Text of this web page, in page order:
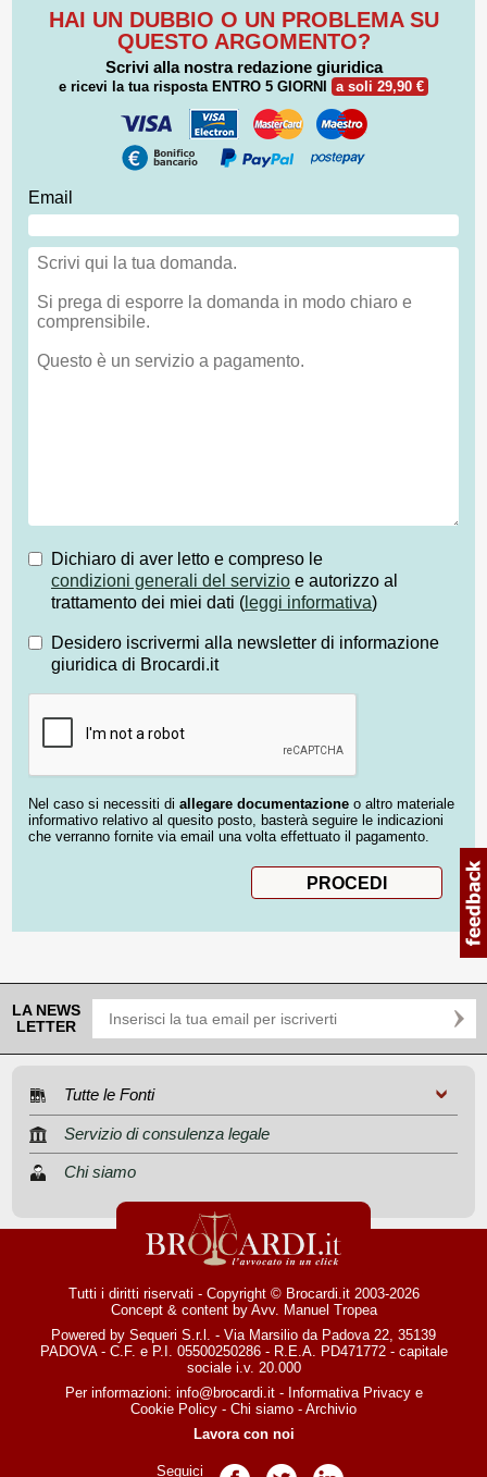
HAI UN DUBBIO O UN PROBLEMA SU
QUESTO ARGOMENTO?
Scrivi alla nostra redazione giuridica
e ricevi la tua risposta ENTRO 5 GIORNI a soli 29,90 €
Email
Dichiaro di aver letto e compreso le
condizioni generali del servizio e autorizzo al
trattamento dei miei dati ( leggi informativa)
Desidero iscrivermi alla newsletter di informazione
giuridica di Brocardi.it
Nel caso si necessiti di allegare documentazione o altro materiale
informativo relativo al quesito posto, basterà seguire le indicazioni
che verranno fornite via email una volta effettuato il pagamento.
LA NEWS
LETTER
Tutte le Fonti
Servizio di consulenza legale
Chi siamo
Tutti i diritti riservati - Copyright © Brocardi.it 2003-2026
Concept & content by Avv. Manuel Tropea
Powered by Sequeri S.r.l. - Via Marsilio da Padova 22, 35139
PADOVA - C.F. e P.I. 05500250286 - R.E.A. PD471772 - capitale
sociale i.v. 20.000
Per informazioni: info@brocardi.it- Informativa Privacye
Cookie Policy - Chi siamo - Archivio
Lavora con noi
Seguici Pagina Facebook
Pagina TwitterPagina LinkedIn